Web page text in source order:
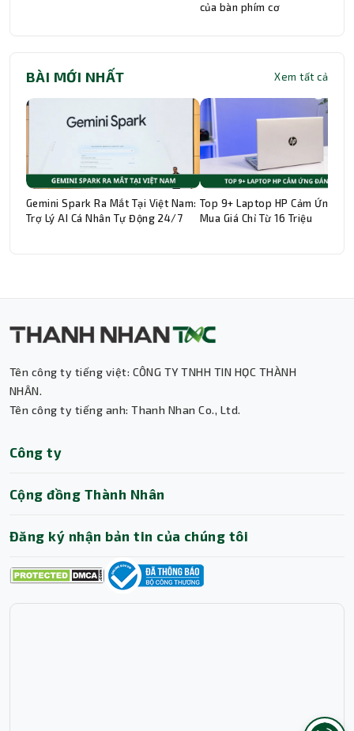
của bàn phím cơ
BÀI MỚI NHẤT Xem tất cả
Gemini Spark Ra Mắt Tại Việt Nam:
Trợ Lý AI Cá Nhân Tự Động 24/7
Top 9+ Laptop HP Cảm Ứng
Mua Giá Chỉ Từ 16 Triệu
Tên công ty tiếng việt: CÔNG TY TNHH TIN HỌC THÀNH
NHÂN.
Tên công ty tiếng anh: Thanh Nhan Co., Ltd.
Công ty
Cộng đồng Thành Nhân
Đăng ký nhận bản tin của chúng tôi
Trợ lý AI • Phản hồi tức thì